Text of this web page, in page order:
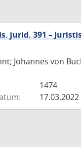
jurid. 391 –
Johannes von
1474
17.03.2022